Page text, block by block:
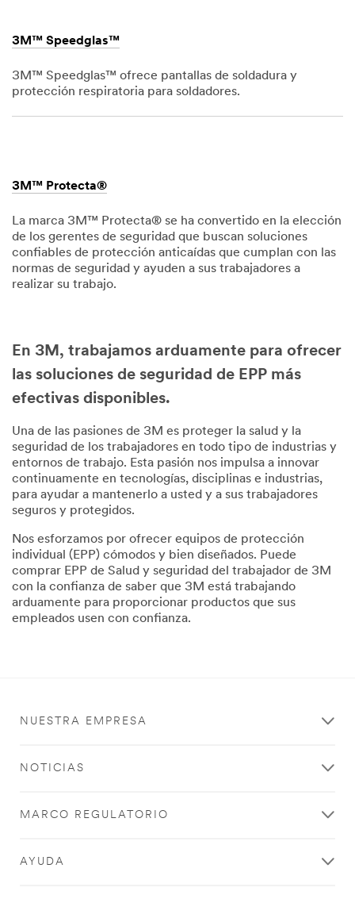
3M™ Speedglas™
3M™ Speedglas™ ofrece pantallas de soldadura y
protección respiratoria para soldadores.
1,
3M™ Protecta®
La marca 3M™ Protecta® se ha convertido en la elección
de los gerentes de seguridad que buscan soluciones
confiables de protección anticaídas que cumplan con las
normas de seguridad y ayuden a sus trabajadores a
realizar su trabajo.
En 3M, trabajamos arduamente para ofrecer
las soluciones de seguridad de EPP más
efectivas disponibles.
Una de las pasiones de 3M es proteger la salud y la
seguridad de los trabajadores en todo tipo de industrias y
entornos de trabajo. Esta pasión nos impulsa a innovar
continuamente en tecnologías, disciplinas e industrias,
para ayudar a mantenerlo a usted y a sus trabajadores
seguros y protegidos.
Nos esforzamos por ofrecer equipos de protección
individual (EPP) cómodos y bien diseñados. Puede
comprar EPP de Salud y seguridad del trabajador de 3M
con la confianza de saber que 3M está trabajando
arduamente para proporcionar productos que sus
empleados usen con confianza.
NUESTRA EMPRESA
NOTICIAS
MARCO REGULATORIO
AYUDA